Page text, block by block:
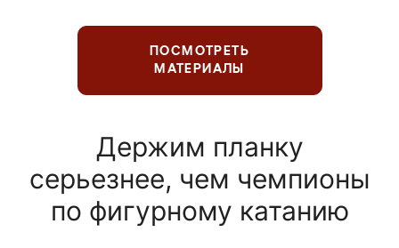
ПОСМОТРЕТЬ
МАТЕРИАЛЫ
Держим планку
серьезнее, чем чемпионы
по фигурному катанию